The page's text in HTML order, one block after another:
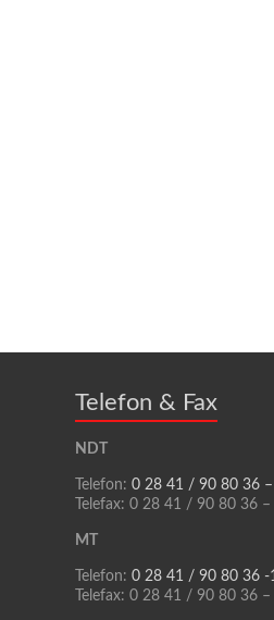
Telefon & Fax
NDT
Telefon: 0 28 41 / 90 80 36
Telefax: 0 28 41 / 90 80 36 –
MT
Telefon: 0 28 41 / 90 80 36 -
Telefax: 0 28 41 / 90 80 36 –